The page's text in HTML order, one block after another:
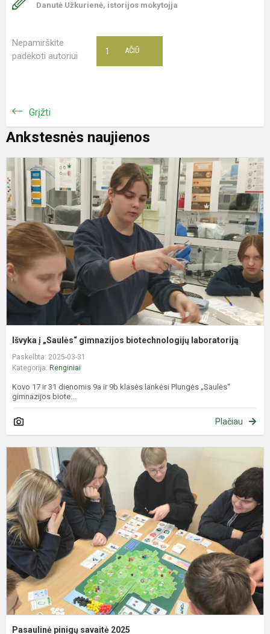
Danutė Užkurienė, istorijos mokytojja
Nepamirškite
padėkoti autoriui
AČIŪ
1
Grįžti
Ankstesnės naujienos
Išvyka į „Saulės“ gimnazijos biotechnologijų laboratoriją
Paskelbta: 2025-03-31
Kategorija: Renginiai
Kovo 17 ir 31 dienomis 9a ir 9b klasės lankėsi Plungės „Saulės“
gimnazijos biote...
Plačiau
Pasaulinė pinigų savaitė 2025